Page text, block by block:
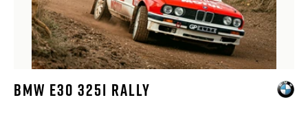
BMW E30 325I RALLY